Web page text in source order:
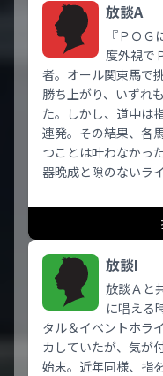
放談A
『ＰＯ
度外視で
者。オール関東馬で
勝ち上がり、いずれ
た。しかし、道中は
連発。その結果、各
つことは叶わなかっ
器晩成と隙のないラ
放談I
放談Ａと
に唱える
タル＆イベントホラ
カしていたが、気が
始末。近年同様、指